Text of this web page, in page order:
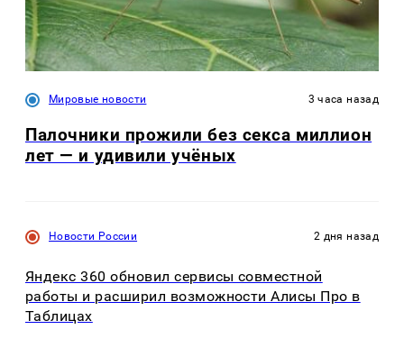
Мировые новости 3 часа назад
Палочники прожили без секса миллион
лет — и удивили учёных
Новости России 2 дня назад
Яндекс 360 обновил сервисы совместной
работы и расширил возможности Алисы Про в
Таблицах